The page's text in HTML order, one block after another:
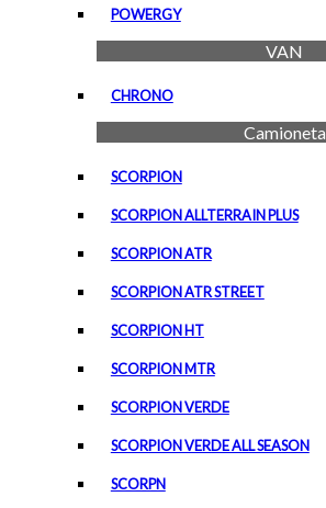
POWERGY
VAN
CHRONO
Camioneta
SCORPION
SCORPION ALLTERRAIN PLUS
SCORPION ATR
SCORPION ATR STREET
SCORPION HT
SCORPION MTR
SCORPION VERDE
SCORPION VERDE ALL SEASON
SCORPN